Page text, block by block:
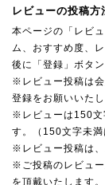
レビューの投稿方
本ページの「レビ
ム、おすすめ度、
後に「登録」ボタ
※レビュー投稿は
登録をお願いいたし
※レビューは150文
す。（150文字未満
※レビュー投稿は、
※ご投稿のレビュ
を頂戴いたします。